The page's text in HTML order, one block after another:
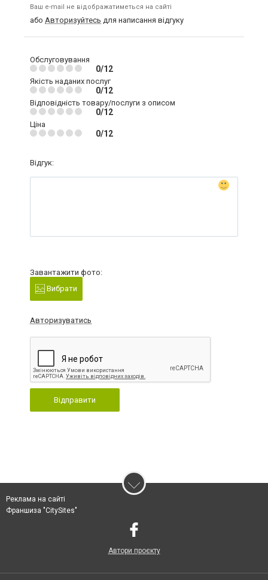
Ваш e-mail не відображатиметься на сайті
або Авторизуйтесь для написання відгуку
Обслуговування
0/12
Якість наданих послуг
0/12
Відповідність товару/послуги з описом
0/12
Ціна
0/12
Відгук:
Завантажити фото:
Вибрати
Авторизуватись
Відправити
Реклама на сайті
Франшиза "CitySites"
Автори проєкту